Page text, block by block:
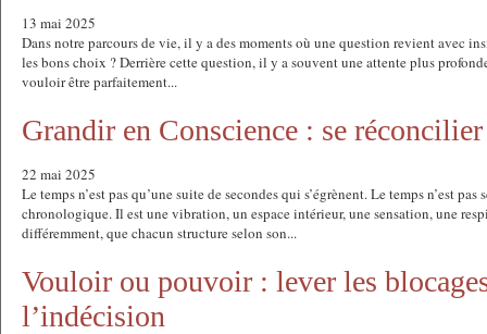
13 mai 2025
Dans notre parcours de vie, il y a des moments où une question revient avec
les bons choix ? Derrière cette question, il y a souvent une attente plus
vouloir être parfaitement...
Grandir en Conscience : se
22 mai 2025
Le temps n’est pas qu’une suite de secondes qui s’égrènent. Le temps n’est pas
chronologique. Il est une vibration, un espace intérieur, une sensation, une
différemment, que chacun structure selon son...
Vouloir ou pouvoir : lever les
l’indécision